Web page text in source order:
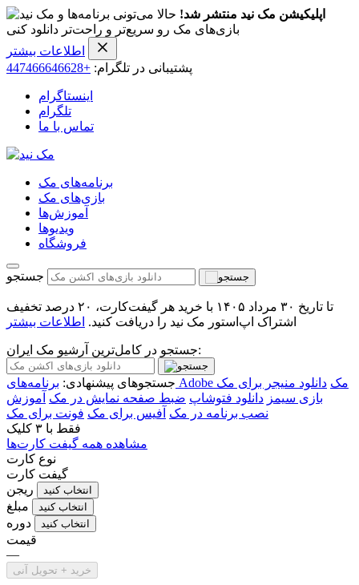
اپلیکیشن مک نید منتشر شد! حالا می‌تونی برنامه‌ها و
بازی‌های مک رو سریع‌تر و راحت‌تر دانلود کنی
اطلاعات بیشتر
پشتیبانی در تلگرام: +447466646628
اینستاگرام
تلگرام
تماس با ما
برنامه‌های مک
بازی‌های مک
آموزش‌ها
ویدیو‌ها
فروشگاه
جستجو
تا تاریخ ۳۰ مرداد ۱۴۰۵ با خرید هر گیفت‌کارت، ۲۰ درصد تخفیف
اشتراک اپ‌استور مک نید را دریافت کنید. اطلاعات بیشتر
جستجو در کامل‌ترین آرشیو مک ایران:
جستجوهای پیشنهادی: برنامه‌های Adobe مک دانلود منیجر برای مک
بازی سیمز دانلود فتوشاپ ضبط صفحه نمایش در مک آموزش
نصب برنامه در مک آفیس برای مک فونت برای مک
فقط با ۳ کلیک
مشاهده همه گیفت کارت‌ها
نوع کارت
گیفت کارت
ریجن
انتخاب کنید
مبلغ انتخاب کنید
دوره انتخاب کنید
قیمت
—
خرید + تحویل آنی